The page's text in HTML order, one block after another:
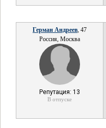
Герман Андреев, 47
Россия, Москва
Репутация: 13
В отпуске